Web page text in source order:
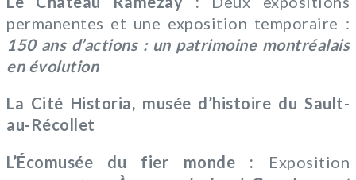
permanentes et une exposition temporaire :
150 ans d’actions : un patrimoine montréalais
en évolution
La Cité Historia, musée d’histoire du Sault-
au-Récollet
L’Écomusée du fier monde : Exposition